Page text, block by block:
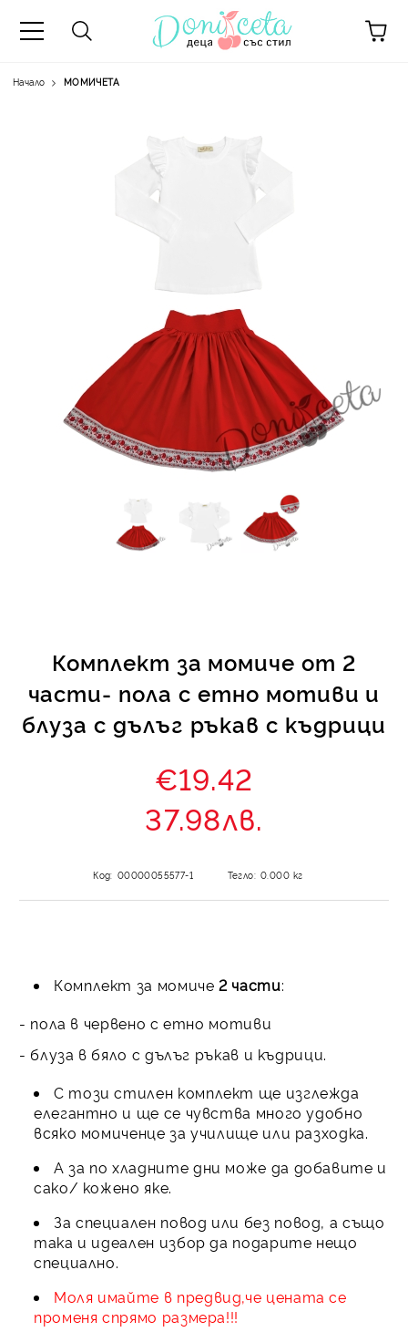
Начало МОМИЧЕТА
Комплект за момиче от 2
части- пола с етно мотиви и
блуза с дълъг ръкав с къдрици
€19.42
37.98лв.
Код: 00000055577-1 Тегло: 0.000 кг
Комплект за момиче 2 части:
- пола в червено с етно мотиви
- блуза в бяло с дълъг ръкав и къдрици.
С този стилен комплект ще изглежда
елегантно и ще се чувства много удобно
всяко момиченце за училище или разходка.
А за по хладните дни може да добавите и
сако/ кожено яке.
За специален повод или без повод, а също
така и идеален избор да подарите нещо
специално.
Моля имайте в предвид,че цената се
променя спрямо размера!!!